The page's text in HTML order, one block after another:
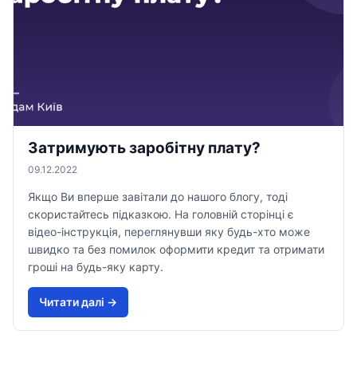
Затримують заробітну плату?
09.12.2022
Якщо Ви вперше завітали до нашого блогу, тоді
скористайтесь підказкою. На головній сторінці є
відео-інструкція, переглянувши яку будь-хто може
швидко та без помилок оформити кредит та отримати
гроші на будь-яку карту.
Читати далi →